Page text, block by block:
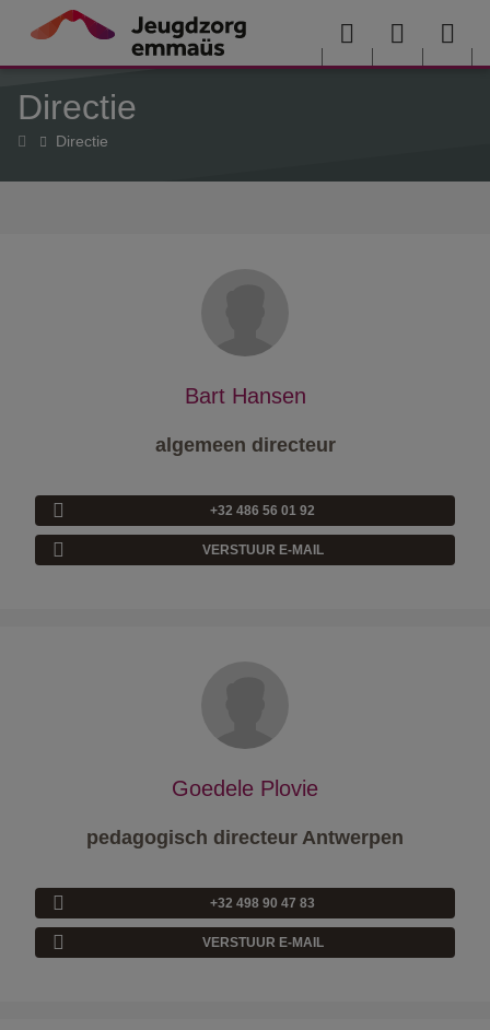
Overslaan en naar de inhoud gaan
Menu User
Directie
HomeDirectie
Bart Hansen
algemeen directeur
+32 486 56 01 92
VERSTUUR E-MAIL
Goedele Plovie
pedagogisch directeur Antwerpen
+32 498 90 47 83
VERSTUUR E-MAIL